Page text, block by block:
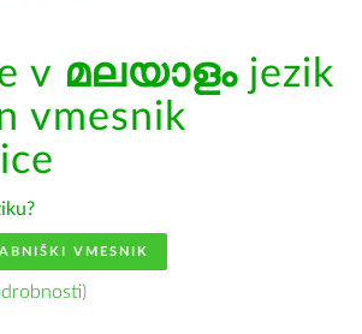
v മലയാളംjezik
vmesnik
VMESNIK
)